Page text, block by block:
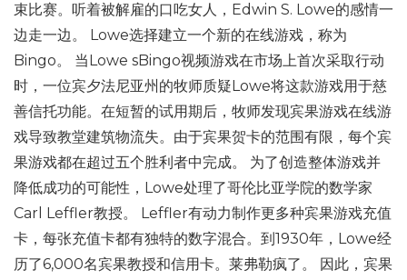
束比赛。听着被解雇的口吃女人，Edwin S. Lowe的感情一
边走一边。 Lowe选择建立一个新的在线游戏，称为
Bingo。 当Lowe sBingo视频游戏在市场上首次采取行动
时，一位宾夕法尼亚州的牧师质疑Lowe将这款游戏用于慈
善信托功能。在短暂的试用期后，牧师发现宾果游戏在线游
戏导致教堂建筑物流失。由于宾果贺卡的范围有限，每个宾
果游戏都在超过五个胜利者中完成。 为了创造整体游戏并
降低成功的可能性，Lowe处理了哥伦比亚学院的数学家
Carl Leffler教授。 Leffler有动力制作更多种宾果游戏充值
卡，每张充值卡都有独特的数字混合。到1930年，Lowe经
历了6,000名宾果教授和信用卡。莱弗勒疯了。 因此，宾果